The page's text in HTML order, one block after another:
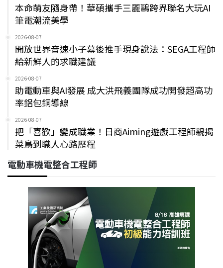
本命萌友隨身帶！華碩攜手三麗鷗跨界聯名大玩AI
筆電潮流美學
2026-08-07
開放世界音速小子幕後推手現身說法：SEGA工程師
給新鮮人的求職建議
2026-08-07
助電動車與AI發展 成大洪飛義團隊成功開發超高功
率鋁包銅導線
2026-08-07
把「喜歡」變成職業！日商Aiming遊戲工程師親揭
菜鳥到職人心路歷程
電動車機電整合工程師